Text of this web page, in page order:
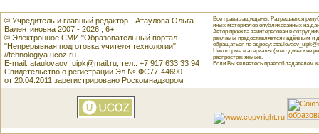
© Учредитель и главный редактор - Атаулова Ольга
Валентиновна 2007 - 2026 , 6+
© Электронное СМИ "Образовательный портал
"Непрерывная подготовка учителя технологии"
//tehnologiya.ucoz.ru
E-mail: ataulovaov_uipk@mail.ru, тел.: +7 917 633 33 94
Свидетельство о регистрации Эл № ФС77-44690
от 20.04.2011 зарегистрировано Роскомнадзором
Все права защищены. Разрешается
иных материалов опубликованных на
Автор проекта заинтересован в
рекламы предоставляется надёжным и
обращаться по адресу:
Некоторые материалы (методические
распространяемые.
Если Вы являетесь правообладателем